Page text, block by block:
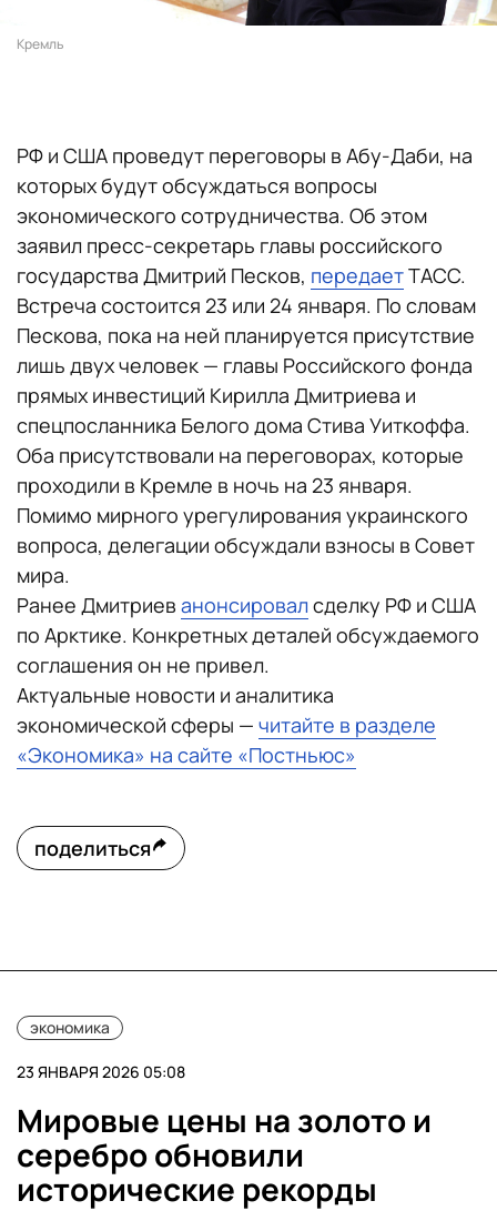
Кремль
РФ и США проведут переговоры в Абу-Даби, на
которых будут обсуждаться вопросы
экономического сотрудничества. Об этом
заявил пресс-секретарь главы российского
государства Дмитрий Песков, передаетТАСС.
Встреча состоится 23 или 24 января. По словам
Пескова, пока на ней планируется присутствие
лишь двух человек — главы Российского фонда
прямых инвестиций Кирилла Дмитриева и
спецпосланника Белого дома Стива Уиткоффа.
Оба присутствовали на переговорах, которые
проходили в Кремле в ночь на 23 января.
Помимо мирного урегулирования украинского
вопроса, делегации обсуждали взносы в Совет
мира.
Ранее Дмитриев анонсировалсделку РФ и США
по Арктике. Конкретных деталей обсуждаемого
соглашения он не привел.
Актуальные новости и аналитика
экономической сферы — читайте в разделе
«Экономика» на сайте «Постньюс»
поделиться
экономика
23 ЯНВАРЯ 2026 05:08
Мировые цены на золото и
серебро обновили
исторические рекорды